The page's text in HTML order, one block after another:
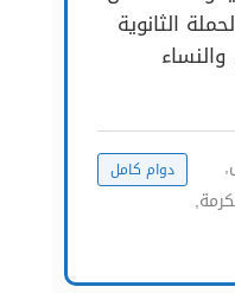
الثانوية
دوام كامل